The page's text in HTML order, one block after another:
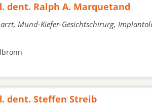
dent. Ralph A. Marquetand
Mund-Kiefer-Gesichtschirurg,
dent. Steffen Streib